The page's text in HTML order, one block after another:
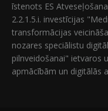
īstenots ES
2.2.1.5.i. investīcijas
transformācijas
nozares speciālistu
pilnveidošanai" ietvaros
apmācībām un digitālās